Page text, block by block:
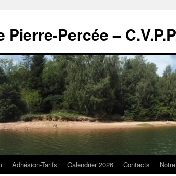
Percée –
Adhésion-Tarifs Calendrier 2026 Contacts